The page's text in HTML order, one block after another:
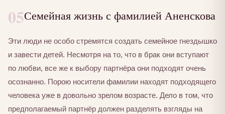
05Семейная жизнь с фамилией Аненскова
Эти люди не особо стремятся создать семейное гнездышко
и завести детей. Несмотря на то, что в брак они вступают
по любви, все же к выбору партнёра они подходят очень
осознанно. Порою носители фамилии находят подходящего
человека уже в довольно зрелом возрасте. Дело в том, что
предполагаемый партнёр должен разделять взгляды на